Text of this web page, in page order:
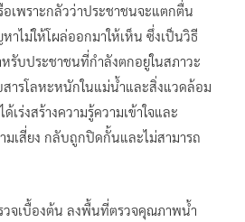
อเพราะกลัวว่าประชาชนจะแตกตื่น
าไม่ให้โผล่ออกมาให้เห็น ซึ่งเป็นวิธี
รับประชาชนที่กำลังตกอยู่ในสภาวะ
สารโลหะหนักในแม่น้ำและสิ่งแวดล้อม
เร่งสร้างความรู้ความเข้าใจและ
มเสี่ยง กลับถูกปิดกั้นและไม่สามารถ
วจเบื้องต้น ลงพื้นที่ตรวจคุณภาพน้ำ